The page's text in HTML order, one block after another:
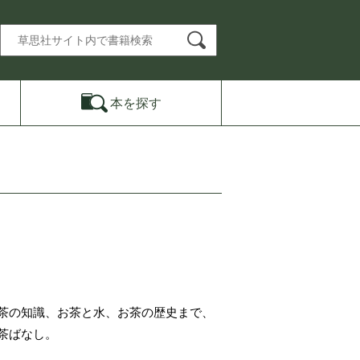
本を探す
知識、お茶と水、お茶の歴史まで、
なし。